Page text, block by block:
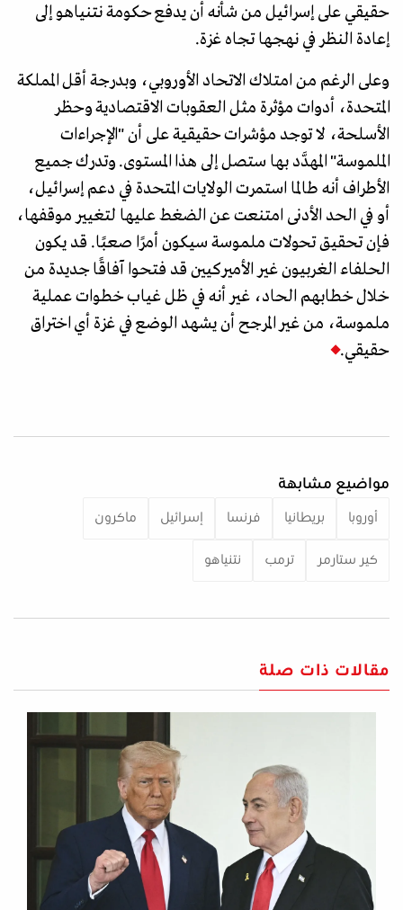
حقيقي على إسرائيل من شأنه أن يدفع حكومة نتنياهو إلى
إعادة النظر في نهجها تجاه غزة.
وعلى الرغم من امتلاك الاتحاد الأوروبي، وبدرجة أقل المملكة
المتحدة، أدوات مؤثرة مثل العقوبات الاقتصادية وحظر
الأسلحة، لا توجد مؤشرات حقيقية على أن "الإجراءات
الملموسة" المهدَّد بها ستصل إلى هذا المستوى. وتدرك جميع
الأطراف أنه طالما استمرت الولايات المتحدة في دعم إسرائيل،
أو في الحد الأدنى امتنعت عن الضغط عليها لتغيير موقفها،
فإن تحقيق تحولات ملموسة سيكون أمرًا صعبًا. قد يكون
الحلفاء الغربيون غير الأميركيين قد فتحوا آفاقًا جديدة من
خلال خطابهم الحاد، غير أنه في ظل غياب خطوات عملية
ملموسة، من غير المرجح أن يشهد الوضع في غزة أي اختراق
حقيقي.
مواضيع مشابهة
أوروبا بريطانيا فرنسا إسرائيل ماكرون
كير ستارمر ترمب نتنياهو
مقالات ذات صلة